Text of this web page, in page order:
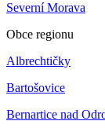
Severní Morava
Obce regionu
Albrechtičky
Bartošovice
Bernartice nad